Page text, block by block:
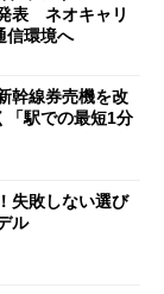
表 ネオキャリ
信環境へ
幹線券売機を改
駅での最短1分
失敗しない選び
ル